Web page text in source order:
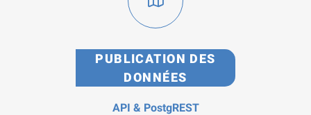
PUBLICATION DES
DONNÉES
API & PostgREST